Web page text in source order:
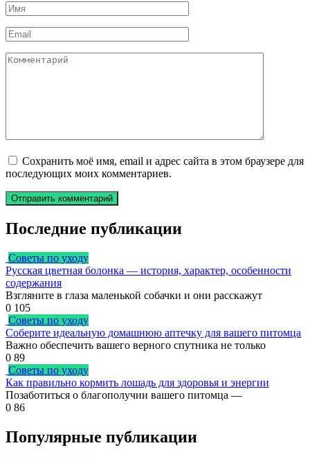
Имя
*
Email
*
Комментарий
Сохранить моё имя, email и адрес сайта в этом браузере для
последующих моих комментариев.
Последние публикации
Советы по уходу
Русская цветная болонка — история, характер, особенности
содержания
Взгляните в глаза маленькой собачки и они расскажут
0 105
Советы по уходу
Соберите идеальную домашнюю аптечку для вашего питомца
Важно обеспечить вашего верного спутника не только
0 89
Советы по уходу
Как правильно кормить лошадь для здоровья и энергии
Позаботиться о благополучии вашего питомца —
0 86
Популярные публикации